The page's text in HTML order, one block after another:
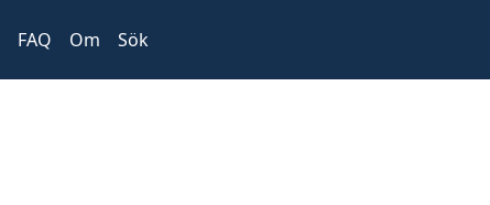
FAQ Om Sök